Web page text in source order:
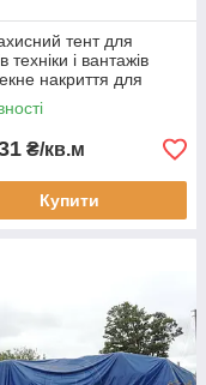
тент для
техніки і вантажів
накриття для
складського
₴/кв.м
Купити